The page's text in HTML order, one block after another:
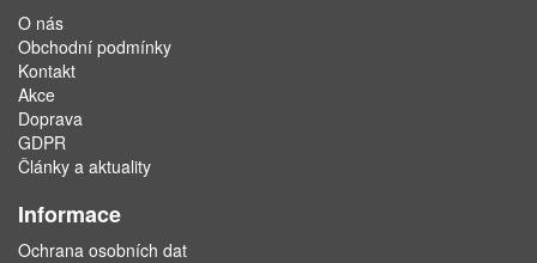
O nás
Obchodní podmínky
Kontakt
Akce
Doprava
GDPR
Články a aktuality
Informace
Ochrana osobních dat